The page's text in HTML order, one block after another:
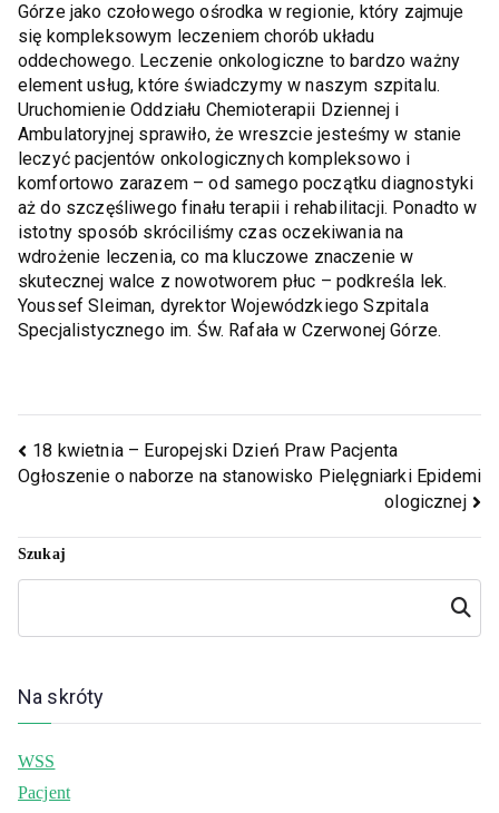
Górze jako czołowego ośrodka w regionie, który zajmuje
się kompleksowym leczeniem chorób układu
oddechowego. Leczenie onkologiczne to bardzo ważny
element usług, które świadczymy w naszym szpitalu.
Uruchomienie Oddziału Chemioterapii Dziennej i
Ambulatoryjnej sprawiło, że wreszcie jesteśmy w stanie
leczyć pacjentów onkologicznych kompleksowo i
komfortowo zarazem – od samego początku diagnostyki
aż do szczęśliwego finału terapii i rehabilitacji. Ponadto w
istotny sposób skróciliśmy czas oczekiwania na
wdrożenie leczenia, co ma kluczowe znaczenie w
skutecznej walce z nowotworem płuc – podkreśla lek.
Youssef Sleiman, dyrektor Wojewódzkiego Szpitala
Specjalistycznego im. Św. Rafała w Czerwonej Górze.
18 kwietnia – Europejski Dzień Praw Pacjenta
Ogłoszenie o naborze na stanowisko Pielęgniarki Epidemi
ologicznej
Szukaj
Szukaj
Na skróty
WSS
Pacjent